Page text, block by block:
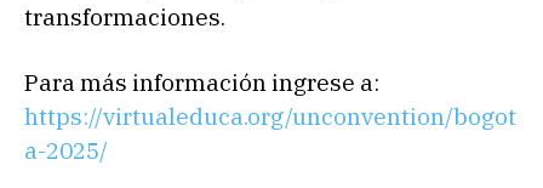
transformaciones.
Para más información ingrese a:
https://virtualeduca.org/unconvention/bogot
a-2025/